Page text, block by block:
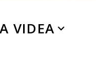
VIDEA